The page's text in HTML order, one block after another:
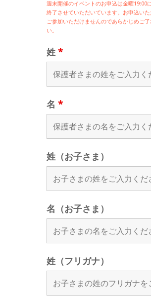
週末開催のイベントのお申込は金曜19:00
終了させていただいています。お申込い
ご参加いただけませんのであらかじめご了
い。
姓 *
名 *
姓（お子さま）
名（お子さま）
姓（フリガナ）